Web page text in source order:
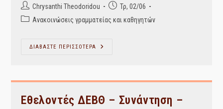
Post
author:
Chrysanthi Theodoridou
Post
published:
Τρ, 02/06
PostΑνακοινώσεις γραμματείας και καθηγητών
ΔΙΑΒΑΣΤΕ ΠΕΡΙΣΣΟΤΕΡΑ
Μεταδεδομένα,
Οντολογίες
Διαχείριση
Συλλογών,
Εθελοντές ΔΕΒΘ – Συνάντηση –